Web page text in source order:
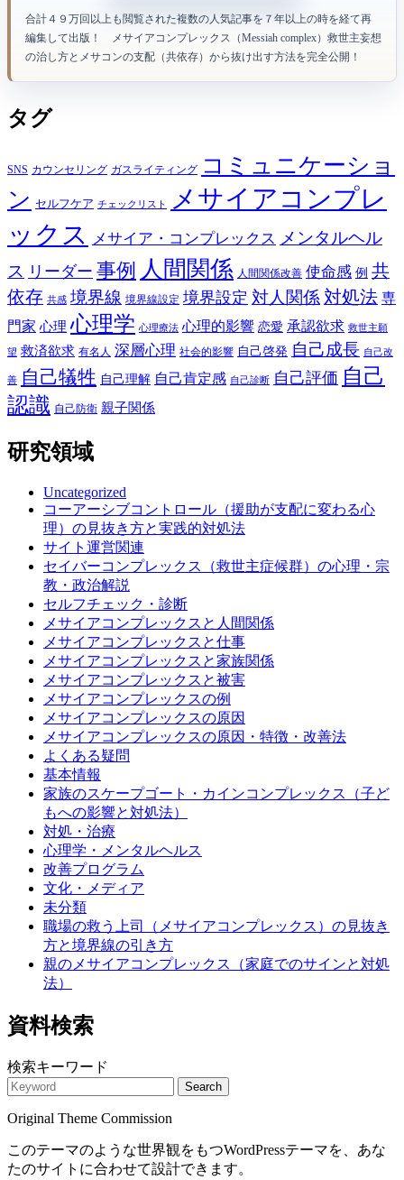
合計４９万回以上も閲覧された複数の人気記事を７年以上の時を経て再
編集して出版！ メサイアコンプレックス（Messiah complex）救世主妄想
の治し方とメサコンの支配（共依存）から抜け出す方法を完全公開！
タグ
SNS カウンセリング ガスライティング コミュニケーショ
ン セルフケア チェックリスト
メサイアコンプレ
ックス メサイア・コンプレックス メンタルヘル
ス リーダー 事例 人間関係 人間関係改善 使命感 例 共
依存 共感 境界線 境界線設定 境界設定 対人関係 対処法 専
門家 心理 心理学 心理療法 心理的影響 恋愛 承認欲求 救世主願
望 救済欲求 有名人 深層心理 社会的影響 自己啓発 自己成長 自己改
善 自己犠牲 自己理解 自己肯定感 自己診断 自己評価 自己
認識 自己防衛 親子関係
研究領域
Uncategorized
コーアーシブコントロール（援助が支配に変わる心
理）の見抜き方と実践的対処法
サイト運営関連
セイバーコンプレックス（救世主症候群）の心理・宗
教・政治解説
セルフチェック・診断
メサイアコンプレックスと人間関係
メサイアコンプレックスと仕事
メサイアコンプレックスと家族関係
メサイアコンプレックスと被害
メサイアコンプレックスの例
メサイアコンプレックスの原因
メサイアコンプレックスの原因・特徴・改善法
よくある疑問
基本情報
家族のスケープゴート・カインコンプレックス（子ど
もへの影響と対処法）
対処・治療
心理学・メンタルヘルス
改善プログラム
文化・メディア
未分類
職場の救う上司（メサイアコンプレックス）の見抜き
方と境界線の引き方
親のメサイアコンプレックス（家庭でのサインと対処
法）
資料検索
検索キーワード
Search
Original Theme Commission
このテーマのような世界観をもつWordPressテーマを、あな
たのサイトに合わせて設計できます。